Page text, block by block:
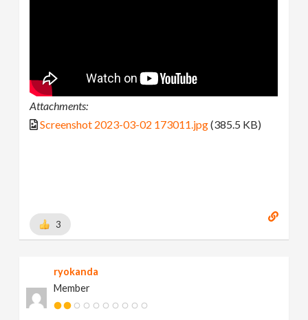
Attachments:
Screenshot 2023-03-02 173011.jpg(385.5 KB)
3
ryokanda
Member